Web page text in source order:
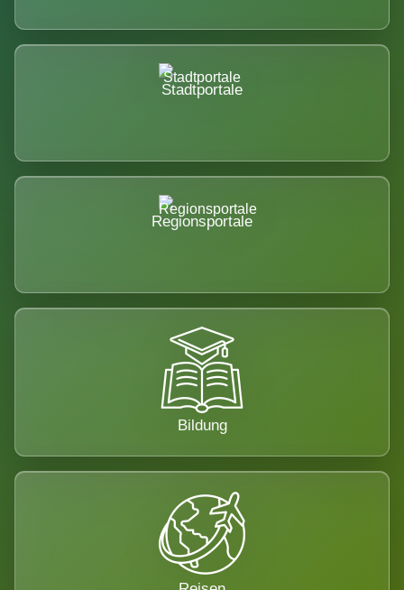
Stadtportale
Regionsportale
Bildung